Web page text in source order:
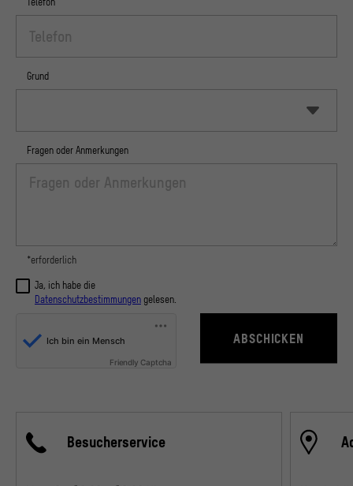
Telefon
Grund
Fragen oder Anmerkungen
*erforderlich
Ja, ich habe die
Datenschutzbestimmungen gelesen.
Friendly Captcha
ABSCHICKEN
Besucherservice